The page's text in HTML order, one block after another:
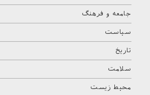
جامعه و فرهنگ
سیاست
تاریخ
سلامت
محیط زیست